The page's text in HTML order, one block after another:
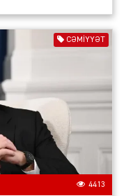
CƏMIYYƏT
4413